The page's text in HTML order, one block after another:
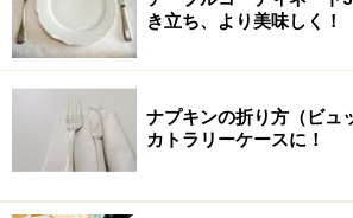
皆さんは日本に生まれて、しあわせ
き立ち、より美味しく！
ナプキンの折り方（ビ
カトラリーケースに！